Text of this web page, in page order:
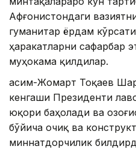
Aфғонистондаги
гуманитар ёрдам
ҳаракатларни сафарбар
муҳокама қилдилар.
Қасим-Жомарт Тоқаев
кенгаши Президенти
юқори баҳолади ва
бўйича очиқ ва
миннатдорчилик